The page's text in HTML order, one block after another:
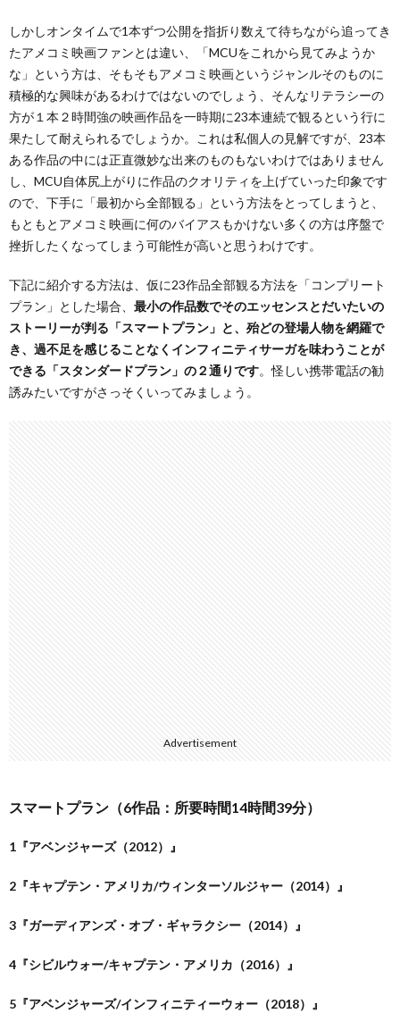
しかしオンタイムで1本ずつ公開を指折り数えて待ちながら追ってき
たアメコミ映画ファンとは違い、「MCUをこれから見てみようか
な」という方は、そもそもアメコミ映画というジャンルそのものに
積極的な興味があるわけではないのでしょう、そんなリテラシーの
方が１本２時間強の映画作品を一時期に23本連続で観るという行に
果たして耐えられるでしょうか。これは私個人の見解ですが、23本
ある作品の中には正直微妙な出来のものもないわけではありません
し、MCU自体尻上がりに作品のクオリティを上げていった印象です
ので、下手に「最初から全部観る」という方法をとってしまうと、
もともとアメコミ映画に何のバイアスもかけない多くの方は序盤で
挫折したくなってしまう可能性が高いと思うわけです。
下記に紹介する方法は、仮に23作品全部観る方法を「コンプリート
プラン」とした場合、 最小の作品数でそのエッセンスとだいたいの
ストーリーが判る「スマートプラン」と、殆どの登場人物を網羅で
き、過不足を感じることなくインフィニティサーガを味わうことが
できる「スタンダードプラン」の２通りです。怪しい携帯電話の勧
誘みたいですがさっそくいってみましょう。
Advertisement
スマートプラン（6作品：所要時間14時間39分）
1『アベンジャーズ（2012）』
2『キャプテン・アメリカ/ウィンターソルジャー（2014）』
3『ガーディアンズ・オブ・ギャラクシー（2014）』
4『シビルウォー/キャプテン・アメリカ（2016）』
5『アベンジャーズ/インフィニティーウォー（2018）』